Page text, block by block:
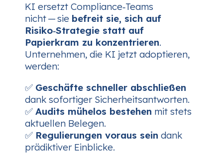
KI ersetzt Compliance‑Teams
nicht — sie befreit sie, sich auf
Risiko‑Strategie statt auf
Papierkram zu konzentrieren.
Unternehmen, die KI jetzt adoptieren,
werden:
✅ Geschäfte schneller abschließen
dank sofortiger Sicherheitsantworten.
✅ Audits mühelos bestehen mit stets
aktuellen Belegen.
✅ Regulierungen voraus sein dank
prädiktiver Einblicke.